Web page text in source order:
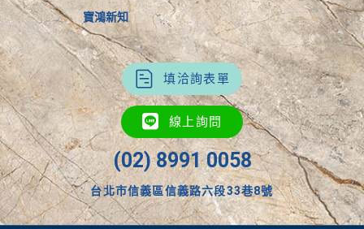
寶鴻新知
填洽詢表單
線上詢問
(02) 8991 0058
台北市信義區信義路六段33巷8號